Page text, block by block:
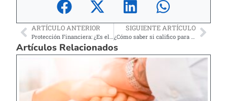
ARTÍCULO ANTERIOR
Protección Financiera: ¿Es el Seguro de Vida a Término para Ti?
SIGUIENTE ARTÍCULO
¿Cómo saber si califico para Obamacare?
Artículos Relacionados